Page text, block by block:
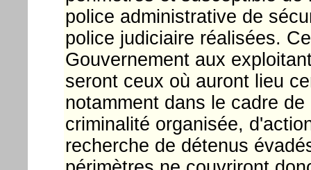
police administrative de
police judiciaire réalisées.
Gouvernement aux
seront ceux où auront lieu
notamment dans le cadre
criminalité organisée,
recherche de détenus